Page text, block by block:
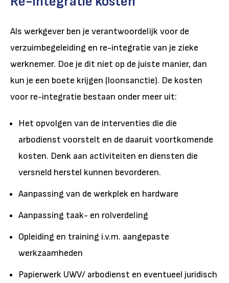
Als werkgever ben je verantwoordelijk voor de
verzuimbegeleiding en re-integratie van je zieke
werknemer. Doe je dit niet op de juiste manier, dan
kun je een boete krijgen (loonsanctie). De kosten
voor re-integratie bestaan onder meer uit:
Het opvolgen van de interventies die die
arbodienst voorstelt en de daaruit voortkomende
kosten. Denk aan activiteiten en diensten die
versneld herstel kunnen bevorderen.
Aanpassing van de werkplek en hardware
Aanpassing taak- en rolverdeling
Opleiding en training i.v.m. aangepaste
werkzaamheden
Papierwerk UWV/ arbodienst en eventueel juridisch